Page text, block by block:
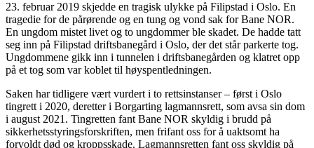
23. februar 2019 skjedde en tragisk ulykke på Filipstad i Oslo. En
tragedie for de pårørende og en tung og vond sak for Bane NOR.
En ungdom mistet livet og to ungdommer ble skadet. De hadde tatt
seg inn på Filipstad driftsbanegård i Oslo, der det står parkerte tog.
Ungdommene gikk inn i tunnelen i driftsbanegården og klatret opp
på et tog som var koblet til høyspentledningen.
Saken har tidligere vært vurdert i to rettsinstanser – først i Oslo
tingrett i 2020, deretter i Borgarting lagmannsrett, som avsa sin dom
i august 2021. Tingretten fant Bane NOR skyldig i brudd på
sikkerhetsstyringsforskriften, men frifant oss for å uaktsomt ha
forvoldt død og kroppsskade. Lagmannsretten fant oss skyldig på